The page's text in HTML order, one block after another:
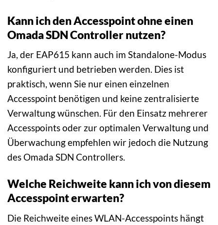
Kann ich den Accesspoint ohne einen
Omada SDN Controller nutzen?
Ja, der EAP615 kann auch im Standalone-Modus
konfiguriert und betrieben werden. Dies ist
praktisch, wenn Sie nur einen einzelnen
Accesspoint benötigen und keine zentralisierte
Verwaltung wünschen. Für den Einsatz mehrerer
Accesspoints oder zur optimalen Verwaltung und
Überwachung empfehlen wir jedoch die Nutzung
des Omada SDN Controllers.
Welche Reichweite kann ich von diesem
Accesspoint erwarten?
Die Reichweite eines WLAN-Accesspoints hängt